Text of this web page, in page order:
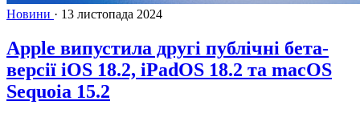
Новини · 13 листопада 2024
Apple випустила другі публічні бета-
версії iOS 18.2, iPadOS 18.2 та macOS
Sequoia 15.2